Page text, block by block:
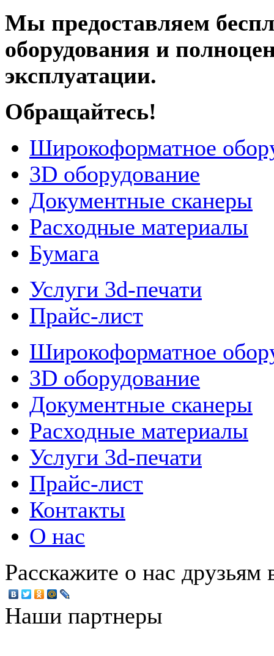
Мы предоставляем
оборудования и
эксплуатации.
Обращайтесь!
Широкоформатное
3D оборудование
Документные сканеры
Расходные материалы
Бумага
Услуги 3d-печати
Прайс-лист
Широкоформатное
3D оборудование
Документные сканеры
Расходные материалы
Услуги 3d-печати
Прайс-лист
Контакты
О нас
Расскажите о нас друзьям
Наши партнеры